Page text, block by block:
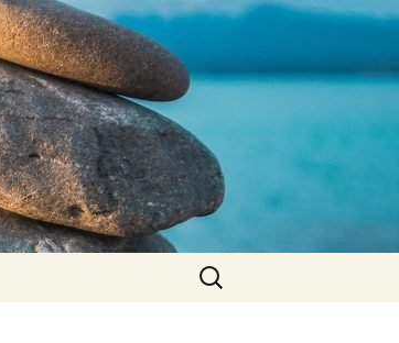
搜
尋